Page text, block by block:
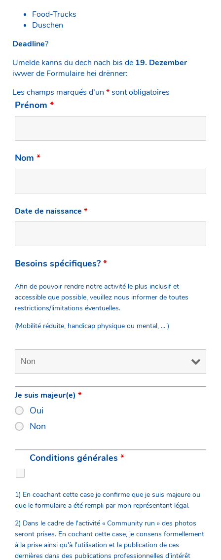
Food-Trucks
Duschen
Deadline?
Umelde kanns du dech nach bis de 19. Dezember
iwwer de Formulaire hei drënner:
Les champs marqués d’un *sont obligatoires
Prénom *
Nom *
Date de naissance *
Besoins spécifiques? *
Afin de pouvoir rendre notre activité le plus inclusif et
accessible que possible, veuillez nous informer de toutes
restrictions/limitations éventuelles.
(Mobilité réduite, handicap physique ou mental, ... )
Je suis majeur(e) *
Oui
Non
Conditions générales *
1) En coachant cette case je confirme que je suis majeure ou
que le formulaire a été rempli par mon représentant légal.
2) Dans le cadre de l'activité « Community run » des photos
seront prises. En cochant cette case, je consens formellement
à la prise ainsi qu'à l'utilisation et la publication de ces
dernières dans des publications professionnelles d’intérêt